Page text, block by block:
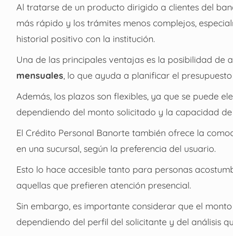
Al tratarse de un producto dirigido a clientes del
más rápido y los trámites menos complejos,
historial positivo con la institución.
Una de las principales ventajas es la posibilidad de
mensuales , lo que ayuda a planificar el
Además, los plazos son flexibles, ya que se puede
dependiendo del monto solicitado y la capacidad
El Crédito Personal Banorte también ofrece la
en una sucursal, según la preferencia del usuario.
Esto lo hace accesible tanto para personas
aquellas que prefieren atención presencial.
Sin embargo, es importante considerar que el
dependiendo del perfil del solicitante y del análisis